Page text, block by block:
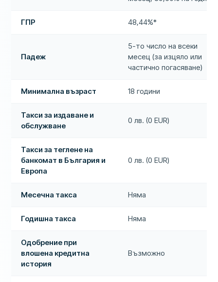
ГПР 48,44%*
Падеж
5-то число на всеки
месец (за изцяло или
частично погасяване)
Минимална възраст 18 години
Такси за издаване и
обслужване
0 лв. (0 EUR)
Такси за теглене на
банкомат в България и
Европа
0 лв. (0 EUR)
Месечна такса Няма
Годишна такса Няма
Одобрение при
влошена кредитна
история
Възможно